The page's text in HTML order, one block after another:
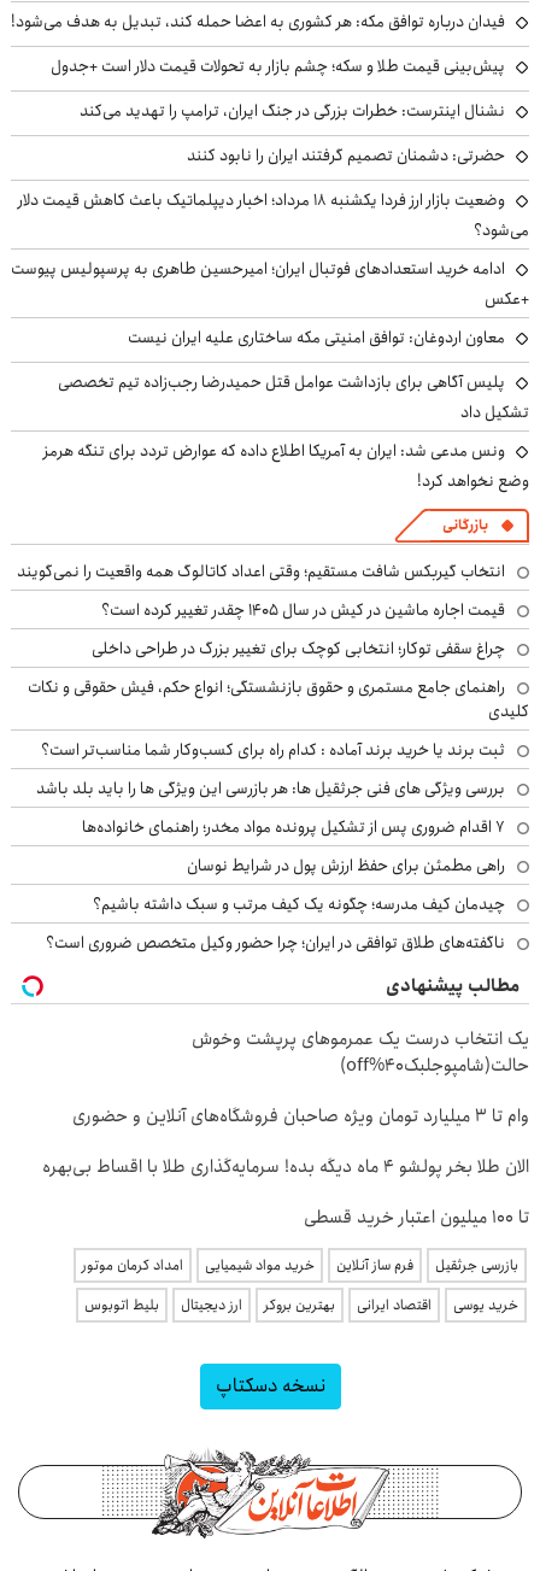
فیدان درباره توافق مکه: هر کشوری به اعضا حمله کند، تبدیل به هدف می‌شود!
پیش‌بینی قیمت طلا و سکه؛ چشم بازار به تحولات قیمت دلار است +جدول
نشنال اینترست: خطرات بزرگی در جنگ ایران، ترامپ را تهدید می‌کند
حضرتی: دشمنان تصمیم گرفتند ایران را نابود کنند
وضعیت بازار ارز فردا یکشنبه ۱۸ مرداد؛ اخبار دیپلماتیک باعث کاهش قیمت دلار
می‌شود؟
ادامه خرید استعدادهای فوتبال ایران؛ امیرحسین طاهری به پرسپولیس پیوست
+عکس
معاون اردوغان: توافق امنیتی مکه ساختاری علیه ایران نیست
پلیس آگاهی برای بازداشت عوامل قتل حمیدرضا رجب‌زاده تیم تخصصی
تشکیل داد
ونس مدعی شد: ایران به آمریکا اطلاع داده که عوارض تردد برای تنگه هرمز
وضع نخواهد کرد!
بازرگانی
انتخاب گیربکس شافت مستقیم؛ وقتی اعداد کاتالوگ همه واقعیت را نمی‌گویند
قیمت اجاره ماشین در کیش در سال ۱۴۰۵ چقدر تغییر کرده است؟
چراغ سقفی توکار؛ انتخابی کوچک برای تغییر بزرگ در طراحی داخلی
راهنمای جامع مستمری و حقوق بازنشستگی؛ انواع حکم، فیش حقوقی و نکات
کلیدی
ثبت برند یا خرید برند آماده : کدام راه برای کسب‌وکار شما مناسب‌تر است؟
بررسی ویژگی های فنی جرثقیل ها: هر بازرسی این ویژگی ها را باید بلد باشد
۷ اقدام ضروری پس از تشکیل پرونده مواد مخدر؛ راهنمای خانواده‌ها
راهی مطمئن برای حفظ ارزش پول در شرایط نوسان
چیدمان کیف مدرسه؛ چگونه یک کیف مرتب و سبک داشته باشیم؟
ناگفته‌های طلاق توافقی در ایران؛ چرا حضور وکیل متخصص ضروری است؟
مطالب پیشنهادی
یک انتخاب درست یک عمرموهای پرپشت وخوش
حالت(شامپوجلبک40%off)
وام تا ۳ میلیارد تومان ویژه صاحبان فروشگاه‌های آنلاین و حضوری
الان طلا بخر پولشو 4 ماه دیگه بده! سرمایه‌گذاری طلا با اقساط بی‌بهره
تا ۱۰۰ میلیون اعتبار خرید قسطی
بازرسی جرثقیل فرم ساز آنلاین خرید مواد شیمیایی
امداد کرمان موتور
خرید یوسی
اقتصاد ایرانی بهترین بروکر ارز دیجیتال بلیط اتوبوس
نسخه دسکتاپ